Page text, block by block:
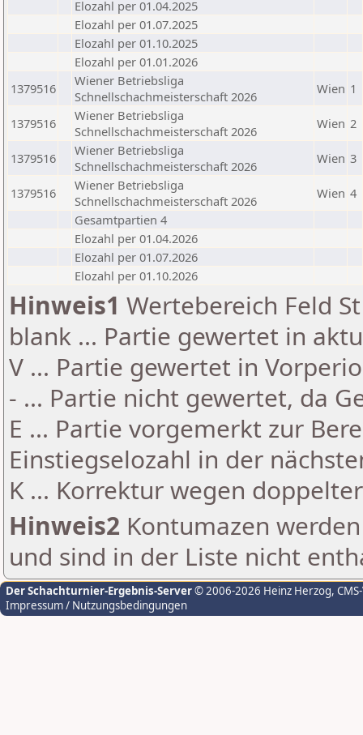
Elozahl per 01.04.2025
Elozahl per 01.07.2025
Elozahl per 01.10.2025
Elozahl per 01.01.2026
1379516
Wiener Betriebsliga
Schnellschachmeisterschaft 2026
Wien 1
1379516
Wiener Betriebsliga
Schnellschachmeisterschaft 2026
Wien 2
1379516
Wiener Betriebsliga
Schnellschachmeisterschaft 2026
Wien 3
1379516
Wiener Betriebsliga
Schnellschachmeisterschaft 2026
Wien 4
Gesamtpartien 4
Elozahl per 01.04.2026
Elozahl per 01.07.2026
Elozahl per 01.10.2026
Hinweis1 Wertebereich Feld
blank ... Partie gewertet in
V ... Partie gewertet in
- ... Partie nicht gewertet, da
E ... Partie vorgemerkt zur
Einstiegselozahl in der
K ... Korrektur wegen
Hinweis2 Kontumazen
und sind in der Liste nicht
Der Schachturnier-Ergebnis-Server© 2006-2026 Heinz Herzog,
Impressum / Nutzungsbedingungen